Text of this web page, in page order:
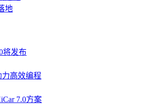
地
将发布
力高效编程
7.0方案